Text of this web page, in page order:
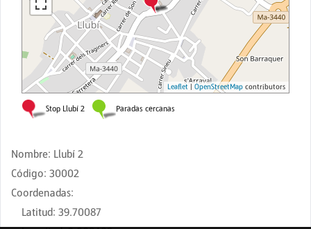
Nombre: Llubí 2
Código: 30002
Coordenadas:
Latitud: 39.70087